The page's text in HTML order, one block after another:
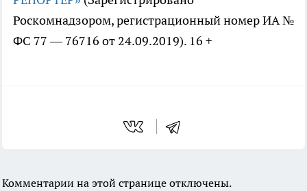
Роскомнадзором, регистрационный номер ИА №
ФС 77 — 76716 от 24.09.2019). 16 +
Комментарии на этой странице отключены.